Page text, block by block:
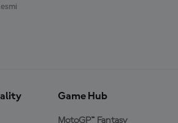
Game Hub
MotoGP™ Fantasy